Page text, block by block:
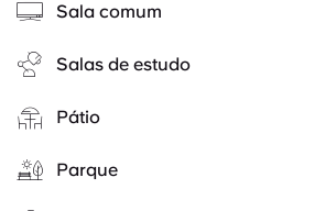
Sala comum
Salas de estudo
Pátio
Parque